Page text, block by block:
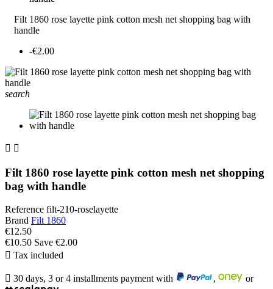
Filt 1860 rose layette pink cotton mesh net shopping bag with
handle
-€2.00
search
 
Filt 1860 rose layette pink cotton mesh net shopping
bag with handle
Reference filt-210-roselayette
Brand Filt 1860
€12.50
€10.50 Save €2.00
 Tax included
 30 days, 3 or 4 installments payment with , or